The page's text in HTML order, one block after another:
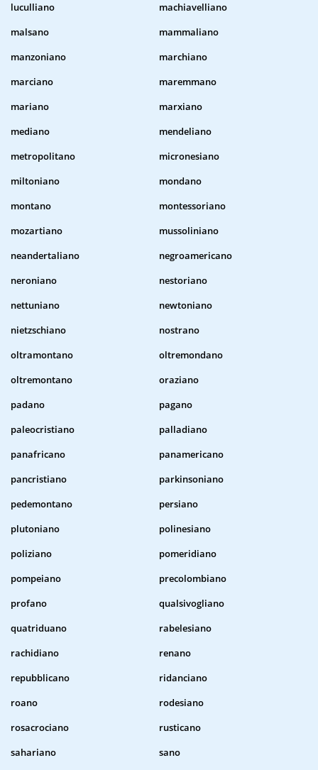
luculliano
machiavelliano
malsano
mammaliano
manzoniano
marchiano
marciano
maremmano
mariano
marxiano
mediano
mendeliano
metropolitano
micronesiano
miltoniano
mondano
montano
montessoriano
mozartiano
mussoliniano
neandertaliano
negroamericano
neroniano
nestoriano
nettuniano
newtoniano
nietzschiano
nostrano
oltramontano
oltremondano
oltremontano
oraziano
padano
pagano
paleocristiano
palladiano
panafricano
panamericano
pancristiano
parkinsoniano
pedemontano
persiano
plutoniano
polinesiano
poliziano
pomeridiano
pompeiano
precolombiano
profano
qualsivogliano
quatriduano
rabelesiano
rachidiano
renano
repubblicano
ridanciano
roano
rodesiano
rosacrociano
rusticano
sahariano
sano